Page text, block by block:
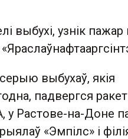
выбухі, узнік пажар
серыю выбухаў, якія
падвергся
у Растове-на-Доне
«Эмпілс» і